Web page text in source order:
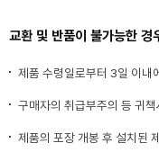
교환 및 반품이 불가능한 경
제품 수령일로부터 3일 이내
구매자의 취급부주의 등 귀
제품의 포장 개봉 후 설치된